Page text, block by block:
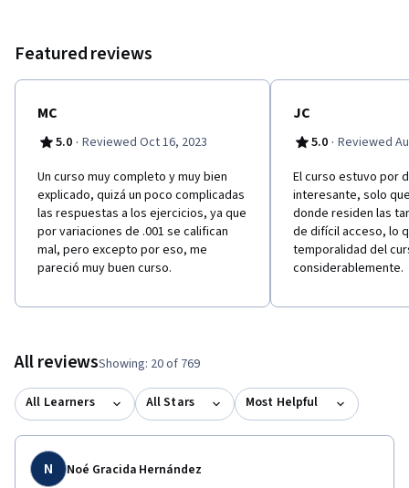
Featured reviews
MC
5.0 · Reviewed Oct 16, 2023
Un curso muy completo y muy bien
explicado, quizá un poco complicadas
las respuestas a los ejercicios, ya que
por variaciones de .001 se califican
mal, pero excepto por eso, me
pareció muy buen curso.
JC
5.0 · Reviewed
El curso estuvo por
interesante, solo
donde residen las
de difícil acceso, lo
temporalidad del
considerablemente.
All reviewsShowing: 20 of 769
All Learners All Stars Most Helpful
N Noé Gracida Hernández